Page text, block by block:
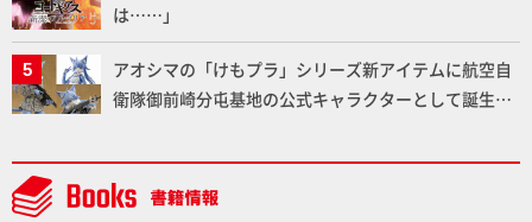
は……」
アオシマの「けもプラ」シリーズ新アイテムに航空自
衛隊御前崎分屯基地の公式キャラクターとして誕生し
通常版の2ラインで発売！